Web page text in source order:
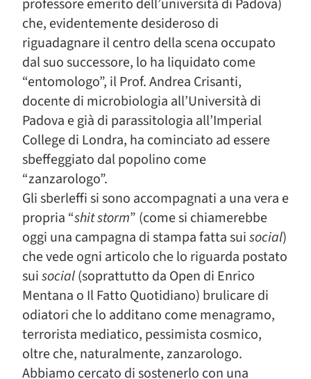
professore emerito dell’università di Padova)
che, evidentemente desideroso di
riguadagnare il centro della scena occupato
dal suo successore, lo ha liquidato come
“entomologo”, il Prof. Andrea Crisanti,
docente di microbiologia all’Università di
Padova e già di parassitologia all’Imperial
College di Londra, ha cominciato ad essere
sbeffeggiato dal popolino come
“zanzarologo”.
Gli sberleffi si sono accompagnati a una vera e
propria “shit storm” (come si chiamerebbe
oggi una campagna di stampa fatta suisocial)
che vede ogni articolo che lo riguarda postato
suisocial(soprattutto da Open di Enrico
Mentana o Il Fatto Quotidiano) brulicare di
odiatori che lo additano come menagramo,
terrorista mediatico, pessimista cosmico,
oltre che, naturalmente, zanzarologo.
Abbiamo cercato di sostenerlo con una